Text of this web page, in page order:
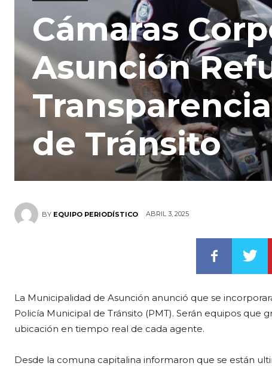
Cámaras
Asunción
de Tránsito
BY EQUIPO PERIODÍSTICO ABRIL 3, 2025
La Municipalidad de Asunción anunció que se
Policía Municipal de Tránsito (PMT). Serán equipos que
ubicación en tiempo real de cada agente.
Desde la comuna capitalina informaron que se están